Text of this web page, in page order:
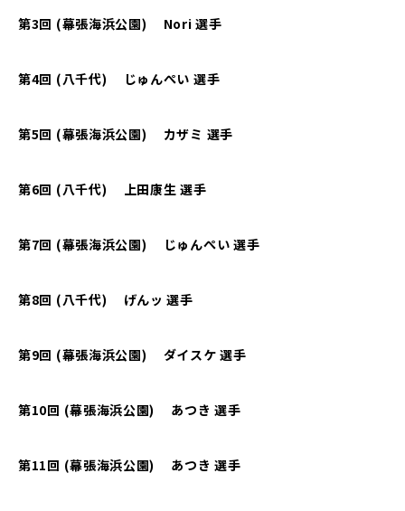
第3回 (幕張海浜公園) Nori 選手
第4回 (八千代) じゅんぺい 選手
第5回 (幕張海浜公園) カザミ 選手
第6回 (八千代) 上田康生 選手
第7回 (幕張海浜公園) じゅんぺい 選手
第8回 (八千代) げんッ 選手
第9回 (幕張海浜公園) ダイスケ 選手
第10回 (幕張海浜公園) あつき 選手
第11回 (幕張海浜公園) あつき 選手